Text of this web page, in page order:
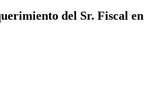
del Sr. Fiscal